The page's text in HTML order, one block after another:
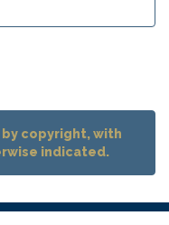
copyright, with
indicated.